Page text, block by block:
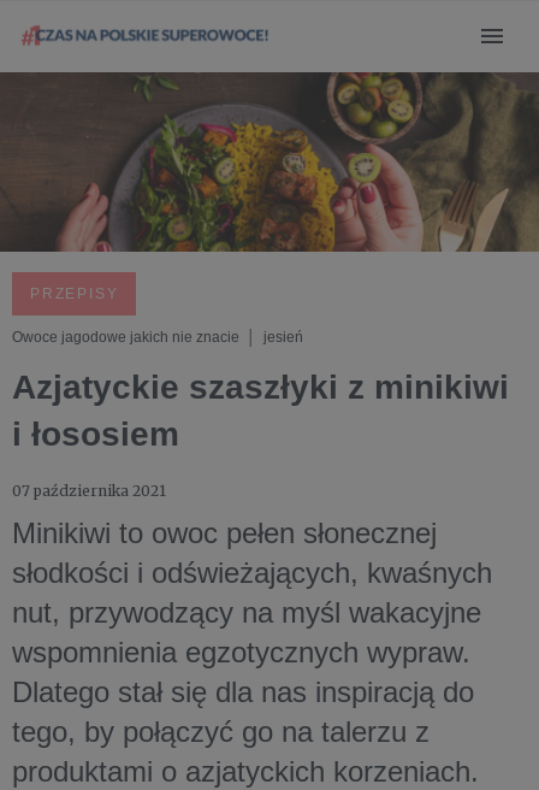
PRZEPISY
Owoce jagodowe jakich nie znacie │ jesień
Azjatyckie szaszłyki z minikiwi
i łososiem
07 października 2021
Minikiwi to owoc pełen słonecznej
słodkości i odświeżających, kwaśnych
nut, przywodzący na myśl wakacyjne
wspomnienia egzotycznych wypraw.
Dlatego stał się dla nas inspiracją do
tego, by połączyć go na talerzu z
produktami o azjatyckich korzeniach.